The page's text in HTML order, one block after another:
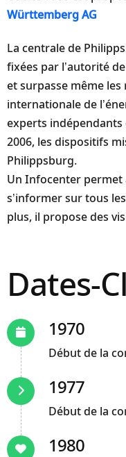
Württemberg AG
La centrale de
fixées par l’autorité
et surpasse même les
internationale de
experts indépendants
2006, les dispositifs
Philippsburg.
Un Infocenter permet
s’informer sur tous
plus, il propose des
Dates-
1970
Début de la
1977
Début de la
1980